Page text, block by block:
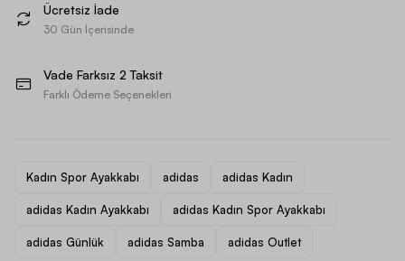
Ücretsiz İade
30 Gün İçerisinde
Vade Farksız 2 Taksit
Farklı Ödeme Seçenekleri
Kadın Spor Ayakkabı adidas adidas Kadın
adidas Kadın Ayakkabı adidas Kadın Spor Ayakkabı
adidas Günlük adidas Samba adidas Outlet